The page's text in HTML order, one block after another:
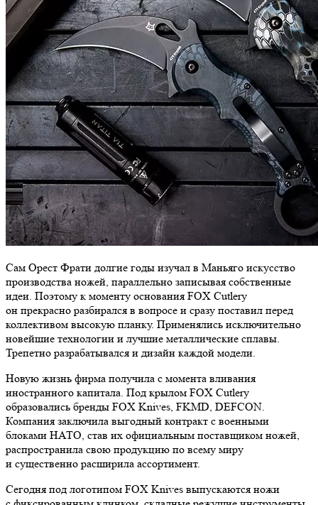
Сам Орест Фрати долгие годы изучал в Маньяго искусство
производства ножей, параллельно записывая собственные
идеи. Поэтому к моменту основания FOX Cutlery
он прекрасно разбирался в вопросе и сразу поставил перед
коллективом высокую планку. Применялись исключительно
новейшие технологии и лучшие металлические сплавы.
Трепетно разрабатывался и дизайн каждой модели.
Новую жизнь фирма получила с момента вливания
иностранного капитала. Под крылом FOX Cutlery
образовались бренды FOX Knives, FKMD, DEFCON.
Компания заключила выгодный контракт с военными
блоками НАТО, став их официальным поставщиком ножей,
распространила свою продукцию по всему миру
и существенно расширила ассортимент.
Сегодня под логотипом FOX Knives выпускаются ножи